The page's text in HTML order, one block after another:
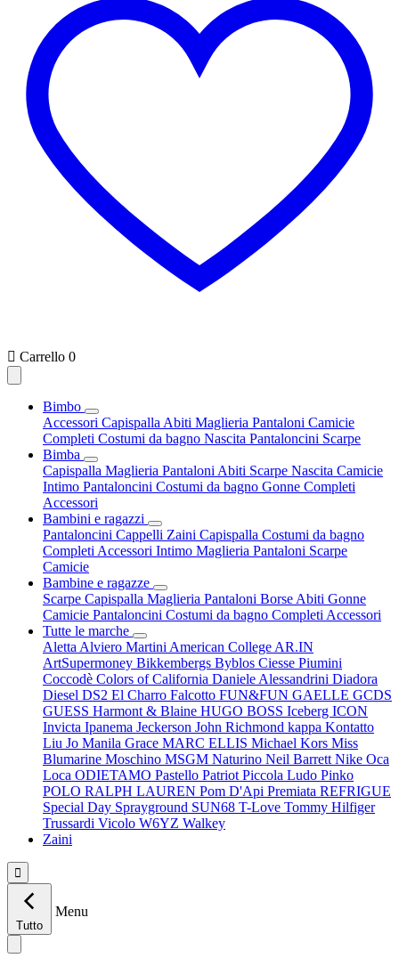
 Carrello 0
Bimbo
Accessori Capispalla Abiti Maglieria Pantaloni Camicie
Completi Costumi da bagno Nascita Pantaloncini Scarpe
Bimba
Capispalla Maglieria Pantaloni Abiti Scarpe Nascita Camicie
Intimo Pantaloncini Costumi da bagno Gonne Completi
Accessori
Bambini e ragazzi
Pantaloncini Cappelli Zaini Capispalla Costumi da bagno
Completi Accessori Intimo Maglieria Pantaloni Scarpe
Camicie
Bambine e ragazze
Scarpe Capispalla Maglieria Pantaloni Borse Abiti Gonne
Camicie Pantaloncini Costumi da bagno Completi Accessori
Tutte le marche
Aletta Alviero Martini American College AR.IN
ArtSupermoney Bikkembergs Byblos Ciesse Piumini
Coccodè Colors of California Daniele Alessandrini Diadora
Diesel DS2 El Charro Falcotto FUN&FUN GAELLE GCDS
GUESS Harmont & Blaine HUGO BOSS Iceberg ICON
Invicta Ipanema Jeckerson John Richmond kappa Kontatto
Liu Jo Manila Grace MARC ELLIS Michael Kors Miss
Blumarine Moschino MSGM Naturino Neil Barrett Nike Oca
Loca ODIETAMO Pastello Patriot Piccola Ludo Pinko
POLO RALPH LAUREN Pom D'Api Premiata REFRIGUE
Special Day Sprayground SUN68 T-Love Tommy Hilfiger
Trussardi Vicolo W6YZ Walkey
Zaini

Tutto
Menu